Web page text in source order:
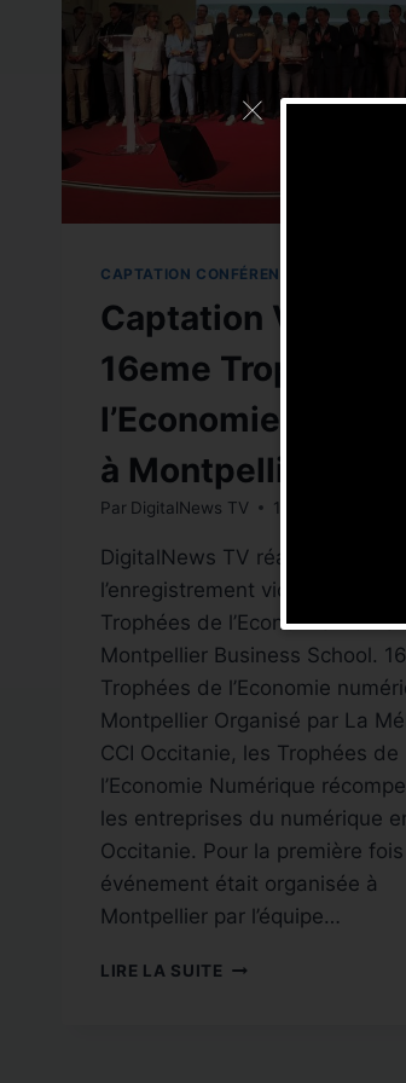
CAPTATION CONFÉRENCE
Captation Vidéo :
16eme Trophées de
l’Economie
à Montpellier
Par DigitalNews TV 10 juillet 2019
DigitalNews TV réalisait hier
l’enregistrement vidéo des
Trophées de l’Economie
Montpellier Business School.
Trophées de l’Economie
Montpellier Organisé par La
CCI Occitanie, les Trophées de
l’Economie Numérique
les entreprises du numérique
Occitanie. Pour la première
événement était organisée à
Montpellier par l’équipe…
LIRE LA SUITE CAPTATION